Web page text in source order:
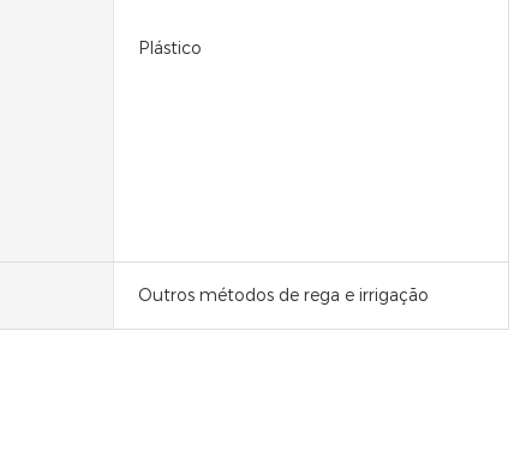
Plástico
Outros métodos de rega e irrigação